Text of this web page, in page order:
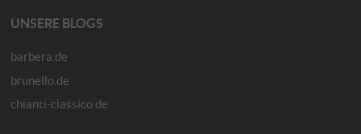
UNSERE BLOGS
barbera.de
brunello.de
chianti-classico.de